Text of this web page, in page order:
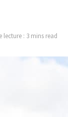
lecture : 3 mins read